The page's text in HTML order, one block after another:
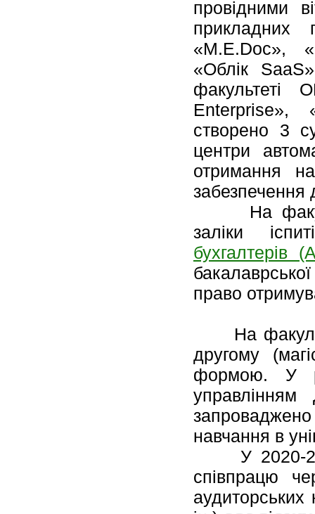
провідними
прикладних
«M.E.Doc»,
«Облік
факультеті
Enterprise»,
створено 3
центри
отримання
забезпечення
На
заліки
бухгалтерів
право
На
другому
формою. У
навчання в
У 2020-
співпрацю